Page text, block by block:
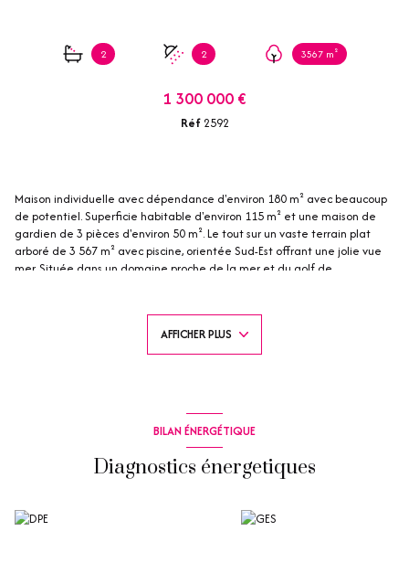
2 2 3567 m²
1 300 000 €
Réf 2592
Maison individuelle avec dépendance d'environ 180 m² avec beaucoup
de potentiel. Superficie habitable d'environ 115 m² et une maison de
gardien de 3 pièces d'environ 50 m². Le tout sur un vaste terrain plat
arboré de 3 567 m² avec piscine, orientée Sud-Est offrant une jolie vue
mer. Située dans un domaine proche de la mer et du golf de
construire, droit à bâtir existant. Idéalement située dans un quartier
Les informations sur les risques auxquels ce bien est exposé sont
Géorisques
AFFICHER PLUS
BILAN ÉNERGÉTIQUE
Diagnostics énergetiques